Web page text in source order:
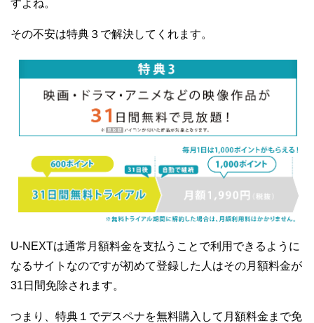
すよね。
その不安は特典３で解決してくれます。
U-NEXTは通常月額料金を支払うことで利用できるように
なるサイトなのですが初めて登録した人はその月額料金が
31日間免除されます。
つまり、特典１でデスペナを無料購入して月額料金まで免